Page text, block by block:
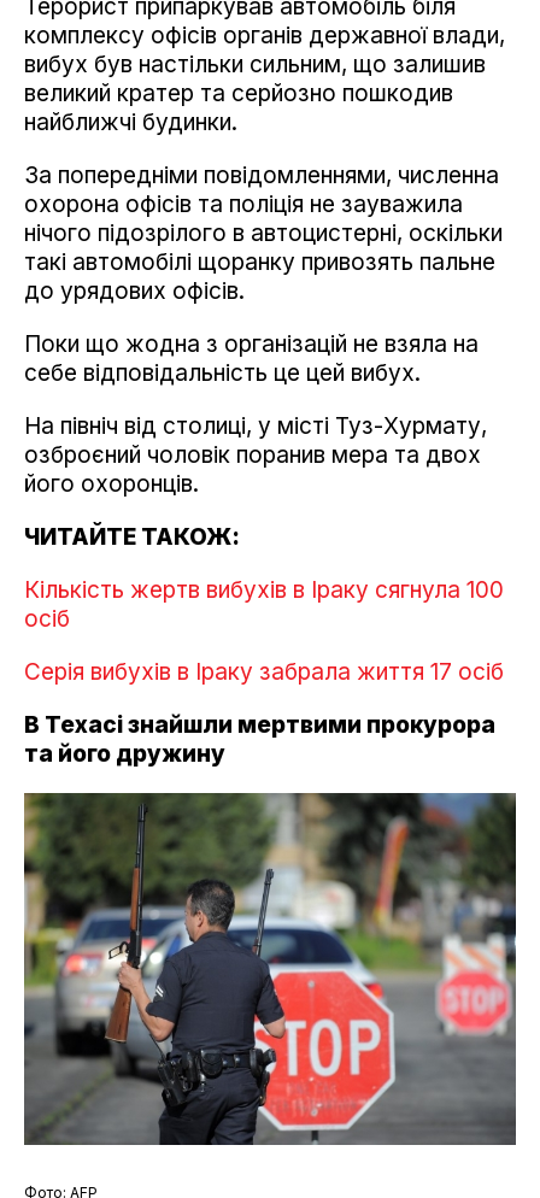
Терорист припаркував автомобіль біля
комплексу офісів органів державної влади,
вибух був настільки сильним, що залишив
великий кратер та серйозно пошкодив
найближчі будинки.
За попередніми повідомленнями, численна
охорона офісів та поліція не зауважила
нічого підозрілого в автоцистерні, оскільки
такі автомобілі щоранку привозять пальне
до урядових офісів.
Поки що жодна з організацій не взяла на
себе відповідальність це цей вибух.
На північ від столиці, у місті Туз-Хурмату,
озброєний чоловік поранив мера та двох
його охоронців.
ЧИТАЙТЕ ТАКОЖ:
Кількість жертв вибухів в Іраку сягнула 100
осіб
Серія вибухів в Іраку забрала життя 17 осіб
В Техасі знайшли мертвими прокурора
та його дружину
Фото: АFP